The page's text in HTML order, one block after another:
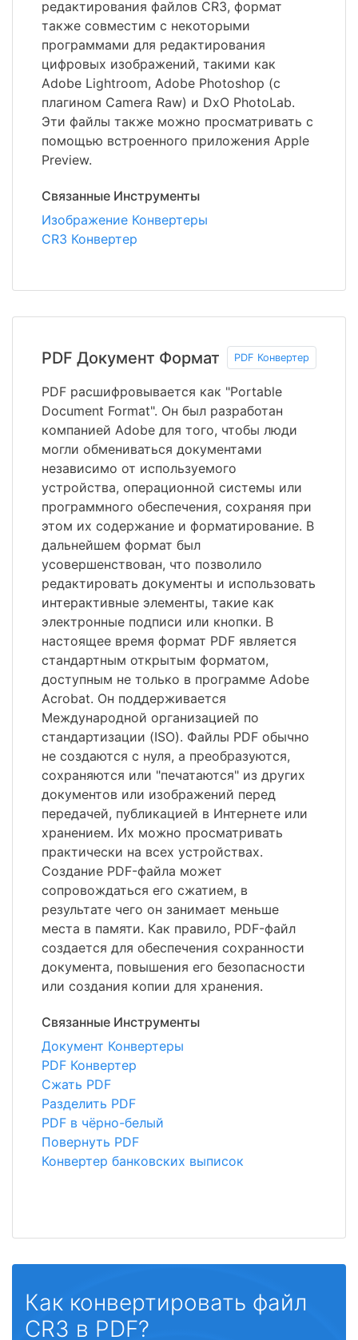
редактирования файлов CR3, формат
также совместим с некоторыми
программами для редактирования
цифровых изображений, такими как
Adobe Lightroom, Adobe Photoshop (с
плагином Camera Raw) и DxO PhotoLab.
Эти файлы также можно просматривать с
помощью встроенного приложения Apple
Preview.
Связанные Инструменты
Изображение Конвертеры
CR3 Конвертер
PDF Документ Формат PDF Конвертер
PDF расшифровывается как "Portable
Document Format". Он был разработан
компанией Adobe для того, чтобы люди
могли обмениваться документами
независимо от используемого
устройства, операционной системы или
программного обеспечения, сохраняя при
этом их содержание и форматирование. В
дальнейшем формат был
усовершенствован, что позволило
редактировать документы и использовать
интерактивные элементы, такие как
электронные подписи или кнопки. В
настоящее время формат PDF является
стандартным открытым форматом,
доступным не только в программе Adobe
Acrobat. Он поддерживается
Международной организацией по
стандартизации (ISO). Файлы PDF обычно
не создаются с нуля, а преобразуются,
сохраняются или "печатаются" из других
документов или изображений перед
передачей, публикацией в Интернете или
хранением. Их можно просматривать
практически на всех устройствах.
Создание PDF-файла может
сопровождаться его сжатием, в
результате чего он занимает меньше
места в памяти. Как правило, PDF-файл
создается для обеспечения сохранности
документа, повышения его безопасности
или создания копии для хранения.
Связанные Инструменты
Документ Конвертеры
PDF Конвертер
Сжать PDF
Разделить PDF
PDF в чёрно-белый
Повернуть PDF
Конвертер банковских выписок
Как конвертировать файл
CR3 в PDF?